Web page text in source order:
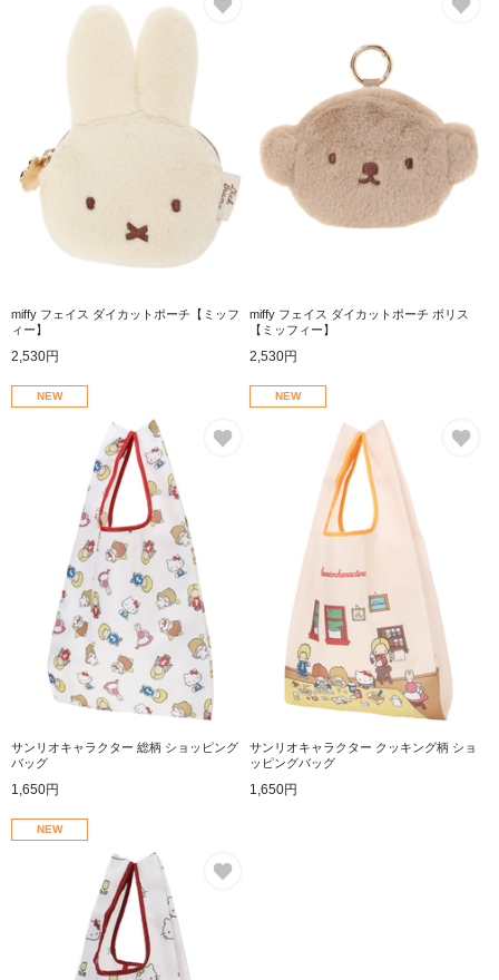
miffy フェイス ダイカットポーチ【ミッフ
ィー】
2,530円
miffy フェイス ダイカットポーチ ボリス
【ミッフィー】
2,530円
NEW
サンリオキャラクター 総柄 ショッピング
バッグ
1,650円
NEW
サンリオキャラクター クッキング柄 ショ
ッピングバッグ
1,650円
NEW